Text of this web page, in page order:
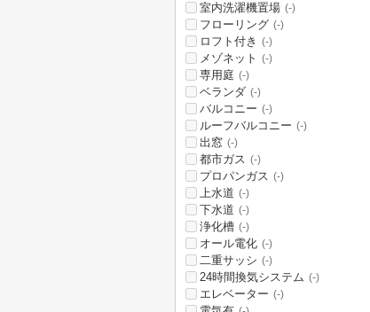
室内洗濯機置場 (-)
フローリング (-)
ロフト付き (-)
メゾネット (-)
専用庭 (-)
ベランダ (-)
バルコニー (-)
ルーフバルコニー (-)
出窓 (-)
都市ガス (-)
プロパンガス (-)
上水道 (-)
下水道 (-)
浄化槽 (-)
オール電化 (-)
二重サッシ (-)
24時間換気システム (-)
エレベーター (-)